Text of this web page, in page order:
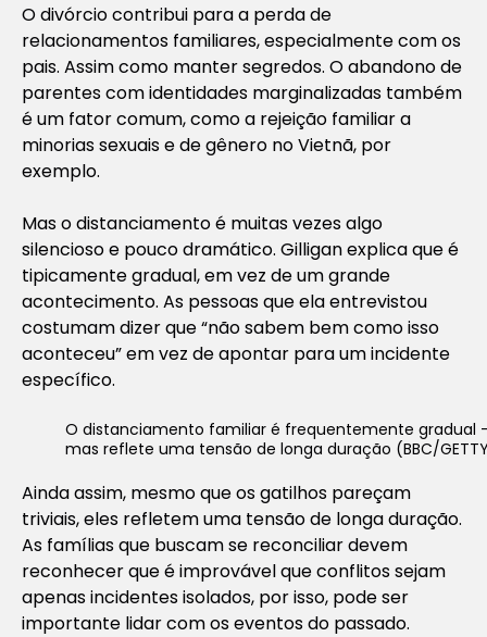
O divórcio contribui para a perda de
relacionamentos familiares, especialmente com os
pais. Assim como manter segredos. O abandono de
parentes com identidades marginalizadas também
é um fator comum, como a rejeição familiar a
minorias sexuais e de gênero no Vietnã, por
exemplo.
Mas o distanciamento é muitas vezes algo
silencioso e pouco dramático. Gilligan explica que é
tipicamente gradual, em vez de um grande
acontecimento. As pessoas que ela entrevistou
costumam dizer que “não sabem bem como isso
aconteceu” em vez de apontar para um incidente
específico.
O distanciamento familiar é frequentemente gradual
mas reflete uma tensão de longa duração (BBC/
Ainda assim, mesmo que os gatilhos pareçam
triviais, eles refletem uma tensão de longa duração.
As famílias que buscam se reconciliar devem
reconhecer que é improvável que conflitos sejam
apenas incidentes isolados, por isso, pode ser
importante lidar com os eventos do passado.